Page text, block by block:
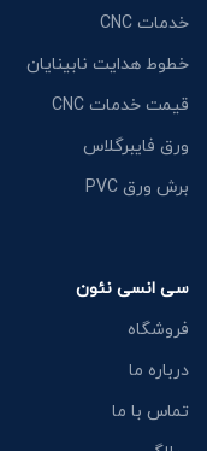
خدمات CNC
خطوط هدایت نابینایان
قیمت خدمات CNC
ورق فایبرگلاس
برش ورق PVC
سی انسی نئون
فروشگاه
درباره ما
تماس با ما